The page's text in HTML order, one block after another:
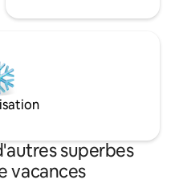
superbes
vacances